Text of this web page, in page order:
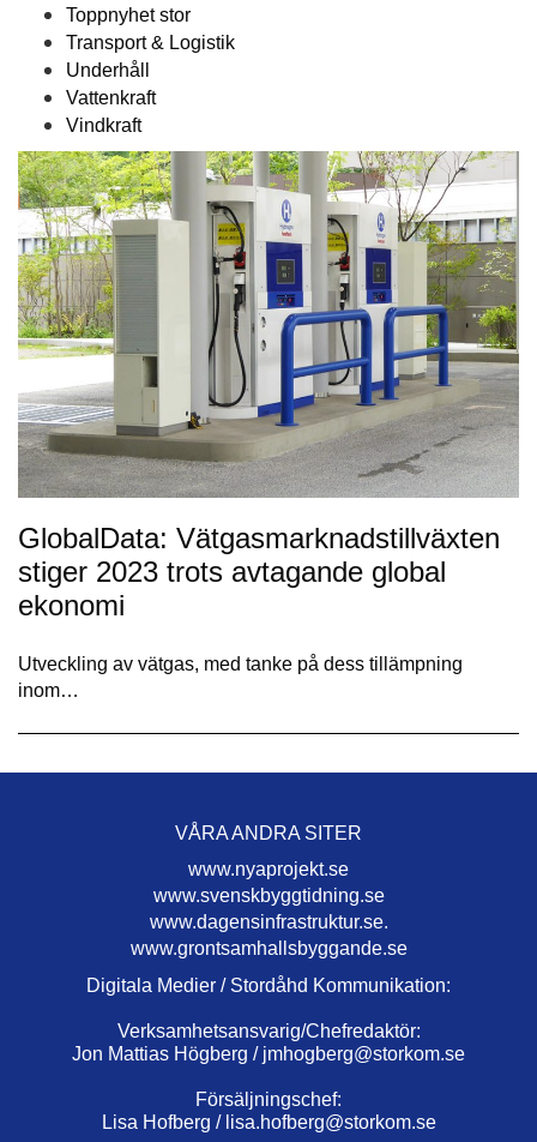
Toppnyhet stor
Transport & Logistik
Underhåll
Vattenkraft
Vindkraft
GlobalData: Vätgasmarknadstillväxten
stiger 2023 trots avtagande global
ekonomi
Utveckling av vätgas, med tanke på dess tillämpning
inom…
VÅRA ANDRA SITER
www.nyaprojekt.se
www.svenskbyggtidning.se
www.dagensinfrastruktur.se.
www.grontsamhallsbyggande.se
Digitala Medier / Stordåhd Kommunikation:
Verksamhetsansvarig/Chefredaktör:
Jon Mattias Högberg / jmhogberg@storkom.se
Försäljningschef:
Lisa Hofberg / lisa.hofberg@storkom.se